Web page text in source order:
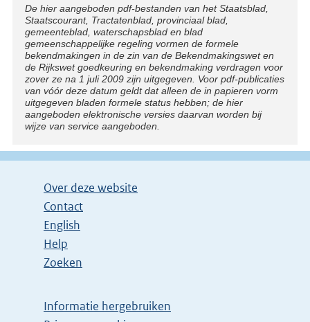
Disclaimer
De hier aangeboden pdf-bestanden van het Staatsblad,
Staatscourant, Tractatenblad, provinciaal blad,
gemeenteblad, waterschapsblad en blad
gemeenschappelijke regeling vormen de formele
bekendmakingen in de zin van de Bekendmakingswet en
de Rijkswet goedkeuring en bekendmaking verdragen voor
zover ze na 1 juli 2009 zijn uitgegeven. Voor pdf-publicaties
van vóór deze datum geldt dat alleen de in papieren vorm
uitgegeven bladen formele status hebben; de hier
aangeboden elektronische versies daarvan worden bij
wijze van service aangeboden.
Over deze website
Contact
English
Help
Zoeken
Informatie hergebruiken